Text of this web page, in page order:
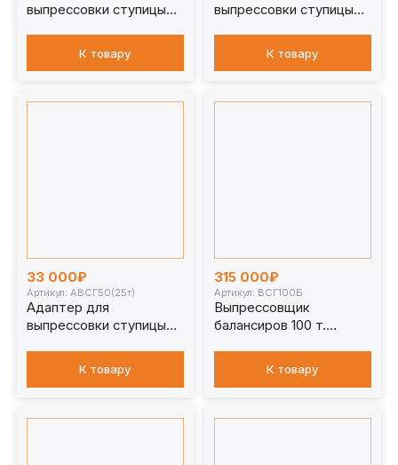
выпрессовки ступицы
К товару
выпрессовки ступицы
К товару
33 000₽
Артикул: АВСГ50(25т)
Адаптер для
выпрессовки ступицы
К товару
315 000₽
Артикул: ВСГ100Б
Выпрессовщик
балансиров 100 т.
К товару